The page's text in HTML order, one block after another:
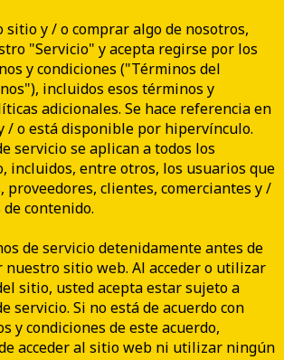
y / o comprar algo de nosotros,
"Servicio" y acepta regirse por los
y condiciones ("Términos del
incluidos esos términos y
adicionales. Se hace referencia en
/ o está disponible por hipervínculo.
servicio se aplican a todos los
incluidos, entre otros, los usuarios que
proveedores, clientes, comerciantes y /
contenido.
de servicio detenidamente antes de
nuestro sitio web. Al acceder o utilizar
sitio, usted acepta estar sujeto a
servicio. Si no está de acuerdo con
y condiciones de este acuerdo,
acceder al sitio web ni utilizar ningún